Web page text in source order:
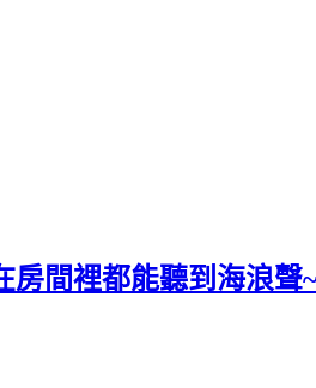
間裡都能聽到海浪聲